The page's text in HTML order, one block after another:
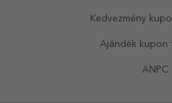
Kedvezmény
Ajándék kupon
ANPC